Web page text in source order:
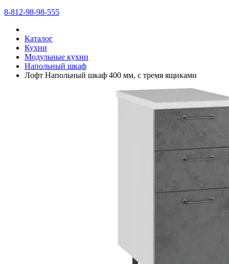
8-812-98-98-555
Каталог
Кухни
Модульные кухни
Напольный шкаф
Лофт Напольный шкаф 400 мм, с тремя ящиками